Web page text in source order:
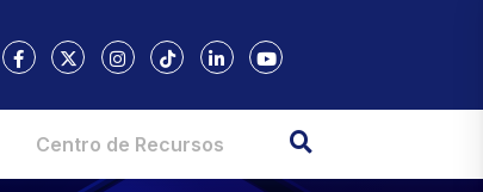
Centro de Recursos